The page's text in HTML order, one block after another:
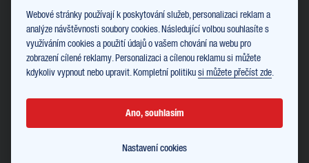
V případě jakýchkoli dotazů k jazykové výuce kontaktujte prosím:
Petra Křepelová
Vedoucí vzdělávání
petra.krepelova@lidl.com
+420 720 840 580
Webové stránky používají k poskytování služeb, personalizaci reklam a
analýze návštěvnosti soubory cookies. Následující volbou souhlasíte s
využíváním cookies a použití údajů o vašem chování na webu pro
zobrazení cílené reklamy. Personalizaci a cílenou reklamu si můžete
kdykoliv vypnout nebo upravit. Kompletní politikusi můžete přečíst zde.
Ano, souhlasím
Nastavení cookies